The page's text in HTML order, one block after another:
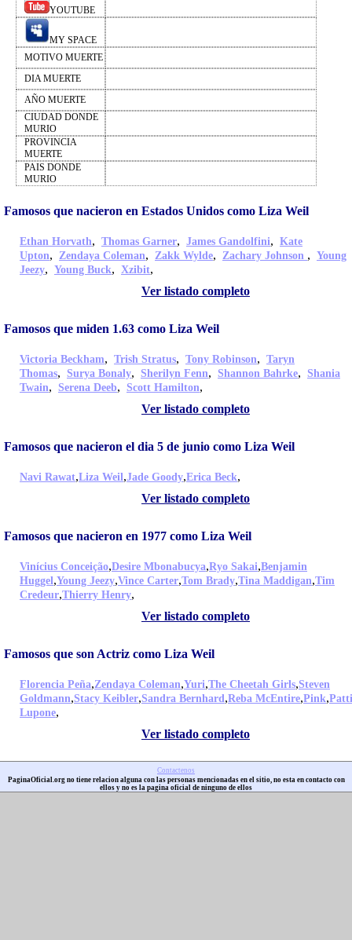
YOUTUBE
MY SPACE
MOTIVO MUERTE
DIA MUERTE
AÑO MUERTE
CIUDAD DONDE
MURIO
PROVINCIA
MUERTE
PAIS DONDE
MURIO
Famosos que nacieron en Estados Unidos como Liza Weil
Ethan Horvath, Thomas Garner, James Gandolfini, Kate
Upton, Zendaya Coleman, Zakk Wylde, Zachary Johnson , Young
Jeezy, Young Buck, Xzibit,
Ver listado completo
Famosos que miden 1.63 como Liza Weil
Victoria Beckham, Trish Stratus, Tony Robinson, Taryn
Thomas, Surya Bonaly, Sherilyn Fenn, Shannon Bahrke, Shania
Twain, Serena Deeb, Scott Hamilton,
Ver listado completo
Famosos que nacieron el dia 5 de junio como Liza Weil
Navi Rawat,Liza Weil,Jade Goody,Erica Beck,
Ver listado completo
Famosos que nacieron en 1977 como Liza Weil
Vinícius Conceição,Desire Mbonabucya,Ryo Sakai,Benjamin
Huggel,Young Jeezy,Vince Carter,Tom Brady,Tina Maddigan,Tim
Credeur,Thierry Henry,
Ver listado completo
Famosos que son Actriz como Liza Weil
Florencia Peña,Zendaya Coleman,Yuri,The Cheetah Girls,Steven
Goldmann,Stacy Keibler,Sandra Bernhard,Reba McEntire,Pink,Patti
Lupone,
Ver listado completo
Contactenos
PaginaOficial.org no tiene relacion alguna con las personas mencionadas en el sitio, no esta en contacto con
ellos y no es la pagina oficial de ninguno de ellos